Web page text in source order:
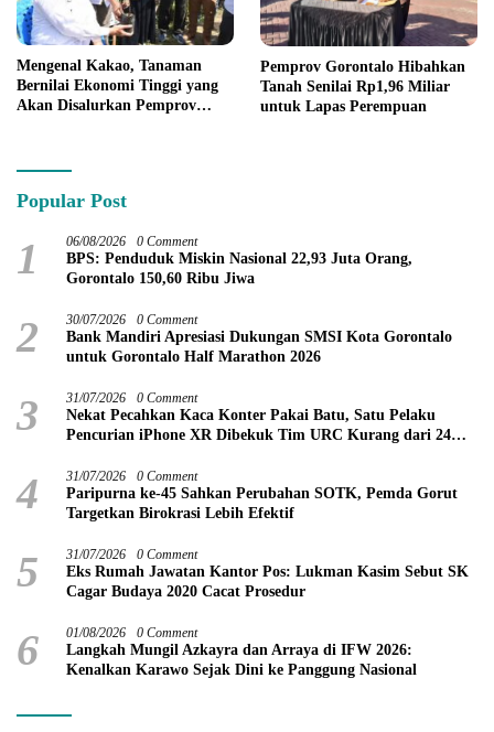
Mengenal Kakao, Tanaman
Bernilai Ekonomi Tinggi yang
Akan Disalurkan Pemprov
Pemprov Gorontalo Hibahkan
Tanah Senilai Rp1,96 Miliar
untuk Lapas Perempuan
Popular Post
1 06/08/2026 0 Comment
BPS: Penduduk Miskin Nasional 22,93 Juta Orang,
Gorontalo 150,60 Ribu Jiwa
2 30/07/2026 0 Comment
Bank Mandiri Apresiasi Dukungan SMSI Kota Gorontalo
untuk Gorontalo Half Marathon 2026
3 31/07/2026 0 Comment
Nekat Pecahkan Kaca Konter Pakai Batu, Satu Pelaku
Pencurian iPhone XR Dibekuk Tim URC Kurang dari 24
4 31/07/2026 0 Comment
Paripurna ke-45 Sahkan Perubahan SOTK, Pemda Gorut
Targetkan Birokrasi Lebih Efektif
5 31/07/2026 0 Comment
Eks Rumah Jawatan Kantor Pos: Lukman Kasim Sebut SK
Cagar Budaya 2020 Cacat Prosedur
6 01/08/2026 0 Comment
Langkah Mungil Azkayra dan Arraya di IFW 2026:
Kenalkan Karawo Sejak Dini ke Panggung Nasional